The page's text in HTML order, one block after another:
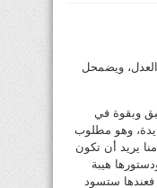
ويضمحل
وبقوة في
وهو مطلوب
يريد أن تكون
هيبة
فعندها ستسود